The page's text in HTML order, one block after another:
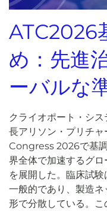
ATC2026
め：先進
ーバルな
クライオポート・シ
長アリソン・プリチ
Congress 2026で基
界全体で加速するグ
を展開した。臨床試
一般的であり、製造
形で分散している。こ